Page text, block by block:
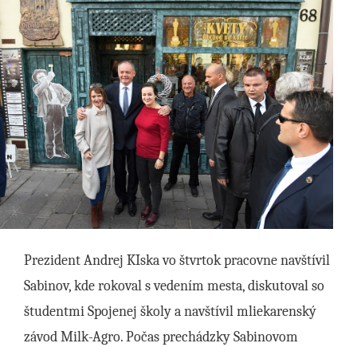
Prezident Andrej KIska vo štvrtok pracovne navštívil
Sabinov, kde rokoval s vedením mesta, diskutoval so
študentmi Spojenej školy a navštívil mliekarenský
závod Milk-Agro. Počas prechádzky Sabinovom